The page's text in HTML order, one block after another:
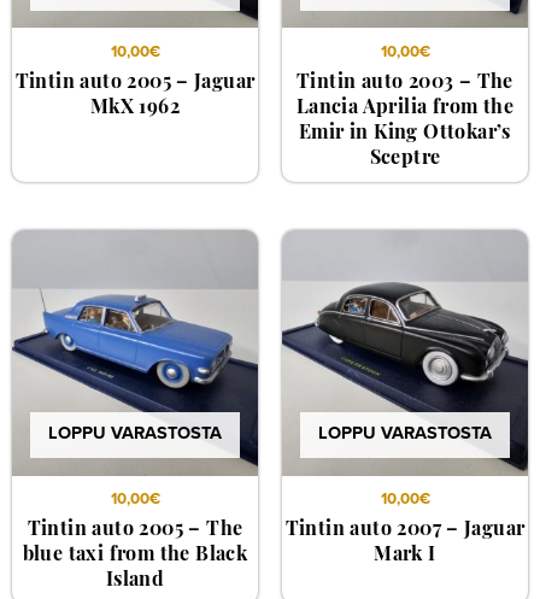
10,00€
Tintin auto 2005 – Jaguar
MkX 1962
10,00€
Tintin auto 2003 – The
Lancia Aprilia from the
Emir in King Ottokar’s
Sceptre
LOPPU VARASTOSTA
10,00€
Tintin auto 2005 – The
blue taxi from the Black
Island
LOPPU VARASTOSTA
10,00€
Tintin auto 2007 – Jaguar
Mark I